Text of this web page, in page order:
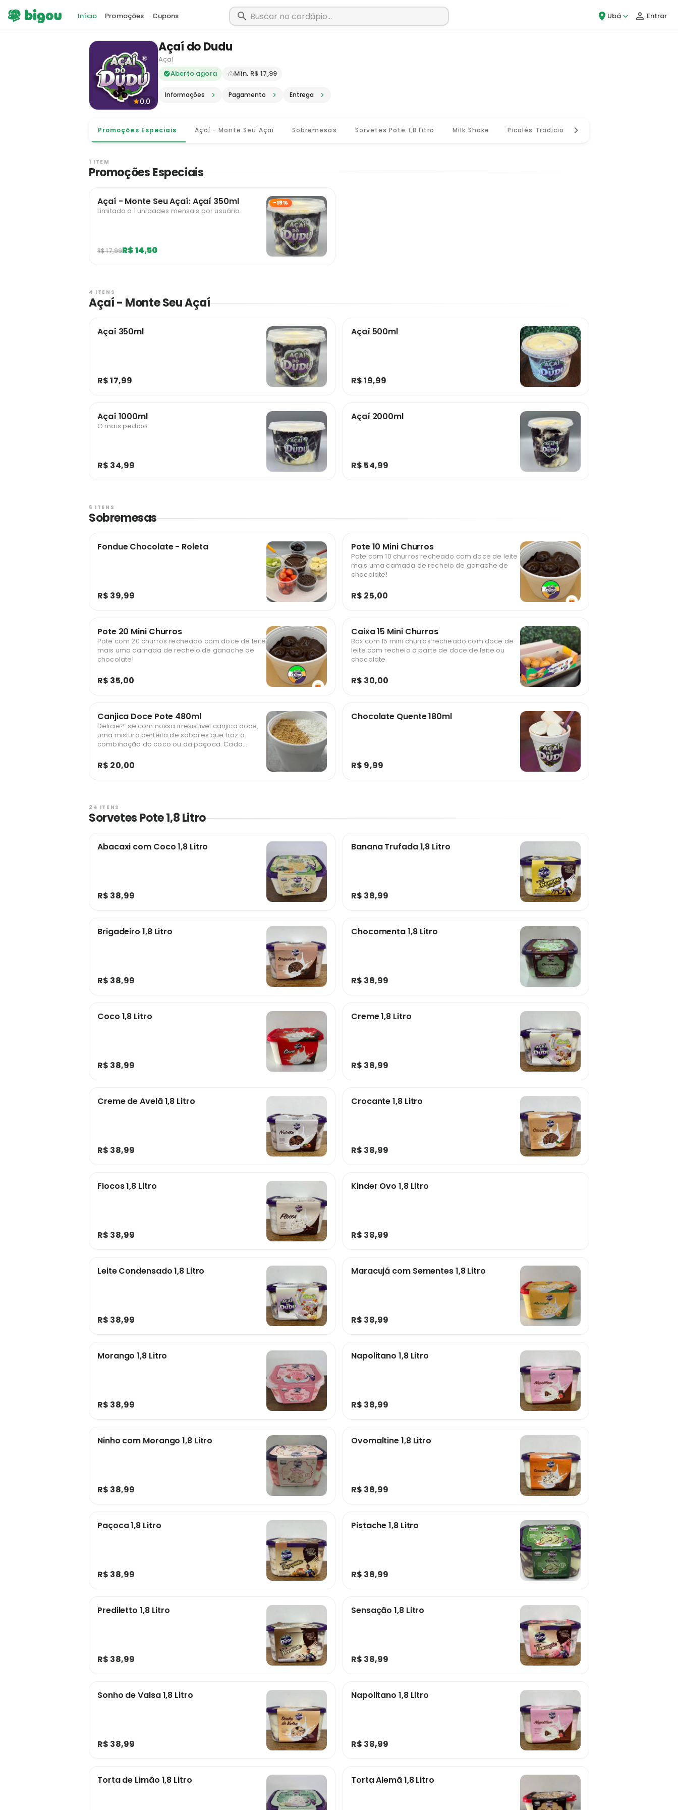
Início Promoções Cupons Ubá Entrar
0.0
Açaí do Dudu
Açaí
Delivery em Ubá - MG · Pediu, chegou, é Bigou!
Aberto agora Mín. R$ 17,99
Informações Pagamento Entrega
Promoções Especiais Açaí - Monte Seu Açaí Sobremesas Sorvetes Pote 1,8 Litro Milk Shake Picolés Tradicionais
1 ITEM
Promoções Especiais
Açaí - Monte Seu Açaí: Açaí 350ml
Limitado a 1 unidades mensais por usuário.
R$ 17,99R$ 14,50
-19%
4 ITENS
Açaí - Monte Seu Açaí
Açaí 350ml
R$ 17,99
Açaí 500ml
R$ 19,99
Açaí 1000ml
O mais pedido
R$ 34,99
Açaí 2000ml
R$ 54,99
6 ITENS
Sobremesas
Fondue Chocolate - Roleta
R$ 39,99
Pote 10 Mini Churros
Pote com 10 churros recheado com doce de leite
mais uma camada de recheio de ganache de
chocolate!
R$ 25,00
Pote 20 Mini Churros
Pote com 20 churros recheado com doce de leite
mais uma camada de recheio de ganache de
chocolate!
R$ 35,00
Caixa 15 Mini Churros
Box com 15 mini churros recheado com doce de
leite com recheio à parte de doce de leite ou
chocolate
R$ 30,00
Canjica Doce Pote 480ml
Delicie?-se com nossa irresistível canjica doce,
uma mistura perfeita de sabores que traz a
combinação do coco ou da paçoca. Cada
ideal para aquecer seu coração e adoçar seu
dia. Não perca a oportunidade de saborear essa
R$ 20,00
Chocolate Quente 180ml
R$ 9,99
24 ITENS
Sorvetes Pote 1,8 Litro
Abacaxi com Coco 1,8 Litro
R$ 38,99
Banana Trufada 1,8 Litro
R$ 38,99
Brigadeiro 1,8 Litro
R$ 38,99
Chocomenta 1,8 Litro
R$ 38,99
Coco 1,8 Litro
R$ 38,99
Creme 1,8 Litro
R$ 38,99
Creme de Avelã 1,8 Litro
R$ 38,99
Crocante 1,8 Litro
R$ 38,99
Flocos 1,8 Litro
R$ 38,99
Kinder Ovo 1,8 Litro
R$ 38,99
Leite Condensado 1,8 Litro
R$ 38,99
Maracujá com Sementes 1,8 Litro
R$ 38,99
Morango 1,8 Litro
R$ 38,99
Napolitano 1,8 Litro
R$ 38,99
Ninho com Morango 1,8 Litro
R$ 38,99
Ovomaltine 1,8 Litro
R$ 38,99
Paçoca 1,8 Litro
R$ 38,99
Pistache 1,8 Litro
R$ 38,99
Prediletto 1,8 Litro
R$ 38,99
Sensação 1,8 Litro
R$ 38,99
Sonho de Valsa 1,8 Litro
R$ 38,99
Napolitano 1,8 Litro
R$ 38,99
Torta de Limão 1,8 Litro Torta Alemã 1,8 Litro